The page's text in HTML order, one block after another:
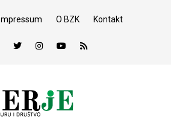
Impressum O BZK Kontakt